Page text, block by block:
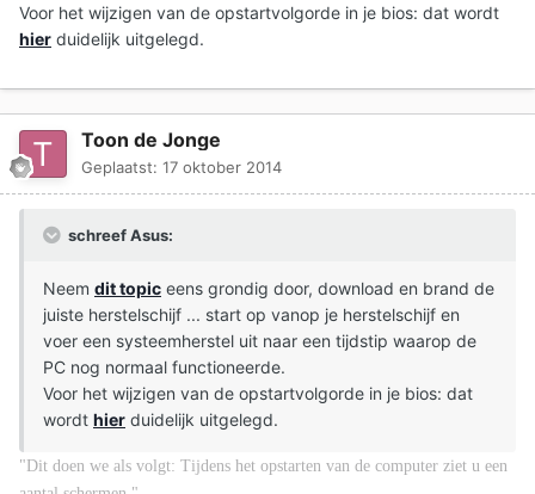
Voor het wijzigen van de opstartvolgorde in je bios: dat wordt
hier duidelijk uitgelegd.
Toon de Jonge
Geplaatst: 17 oktober 2014
schreef Asus:
Neem dit topic eens grondig door, download en brand de
juiste herstelschijf ... start op vanop je herstelschijf en
voer een systeemherstel uit naar een tijdstip waarop de
PC nog normaal functioneerde.
Voor het wijzigen van de opstartvolgorde in je bios: dat
wordt hier duidelijk uitgelegd.
"Dit doen we als volgt: Tijdens het opstarten van de computer ziet u een